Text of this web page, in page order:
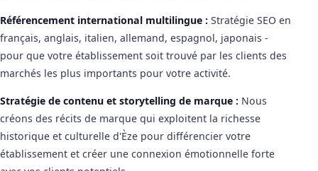
Référencement international multilingue : Stratégie SEO en
français, anglais, italien, allemand, espagnol, japonais -
pour que votre établissement soit trouvé par les clients des
marchés les plus importants pour votre activité.
Stratégie de contenu et storytelling de marque : Nous
créons des récits de marque qui exploitent la richesse
historique et culturelle d'Èze pour différencier votre
établissement et créer une connexion émotionnelle forte